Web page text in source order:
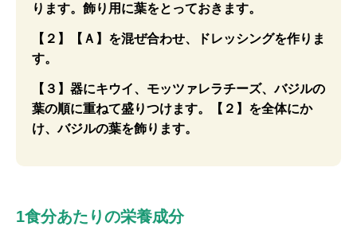
ります。飾り用に葉をとっておきます。
【２】【Ａ】を混ぜ合わせ、ドレッシングを作りま
す。
【３】器にキウイ、モッツァレラチーズ、バジルの
葉の順に重ねて盛りつけます。【２】を全体にか
け、バジルの葉を飾ります。
1食分あたりの栄養成分